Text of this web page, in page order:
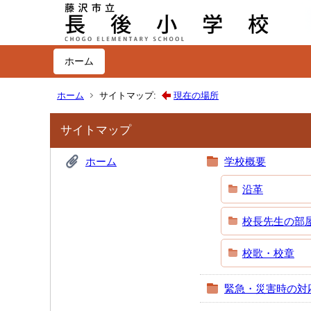
ホーム
ホーム サイトマップ: 現在の場所
サイトマップ
ホーム 学校概要
沿革
校長先生の部
校歌・校章
緊急・災害時の対